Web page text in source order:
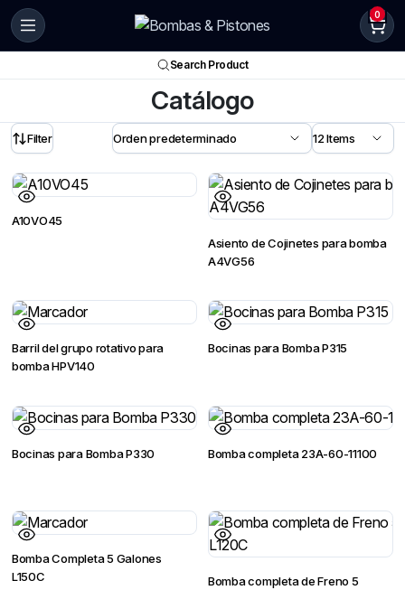
0
Search Product
Catálogo
Filter
A10VO45
Asiento de Cojinetes para bomba
A4VG56
Barril del grupo rotativo para
bomba HPV140
Bocinas para Bomba P315
Bocinas para Bomba P330 Bomba completa 23A-60-11100
Bomba Completa 5 Galones
L150C
Bomba completa de Freno 5